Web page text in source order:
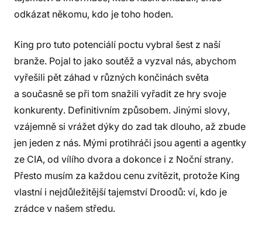
odkázat někomu, kdo je toho hoden.
King pro tuto potenciálí poctu vybral šest z naší
branže. Pojal to jako soutěž a vyzval nás, abychom
vyřešili pět záhad v různých končinách světa
a současně se při tom snažili vyřadit ze hry svoje
konkurenty. Definitivním způsobem. Jinými slovy,
vzájemně si vrážet dýky do zad tak dlouho, až zbude
jen jeden z nás. Mými protihráči jsou agenti a agentky
ze CIA, od vílího dvora a dokonce i z Noční strany.
Přesto musím za každou cenu zvítězit, protože King
vlastní i nejdůležitější tajemství Droodů: ví, kdo je
zrádce v našem středu.